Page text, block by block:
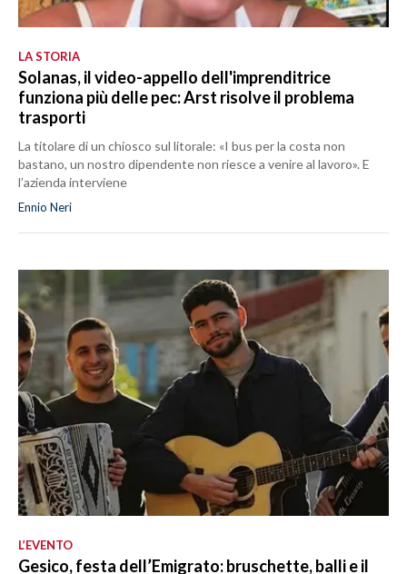
LA STORIA
Solanas, il video-appello dell'imprenditrice
funziona più delle pec: Arst risolve il problema
trasporti
La titolare di un chiosco sul litorale: «I bus per la costa non
bastano, un nostro dipendente non riesce a venire al lavoro». E
l’azienda interviene
Ennio Neri
L’EVENTO
Gesico, festa dell’Emigrato: bruschette, balli e il